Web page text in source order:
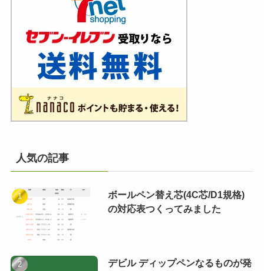
人気の記事
ボールペン替え芯(4C芯/D1規格)
の対応表つくってみました
デビル ディップペンなるものが発